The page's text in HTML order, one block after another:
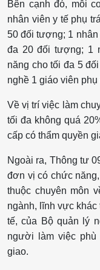
Bên cạnh đó, mỗi
nhân viên y tế phụ
50 đối tượng; 1
đa 20 đối tượng; 1
năng cho tối đa 5
nghề 1 giáo viên
Về vị trí việc làm
tối đa không quá
cấp có thẩm quyền
Ngoài ra, Thông tư
đơn vị có chức
thuộc chuyên môn
ngành, lĩnh vực
tế, của Bộ quản lý
người làm việc
giao.